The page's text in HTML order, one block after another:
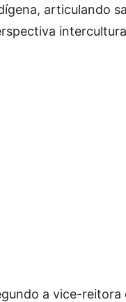
articulando
a vice-reitora